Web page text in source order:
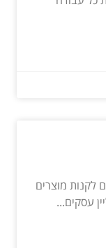
לקנות מוצרים
עסקים...